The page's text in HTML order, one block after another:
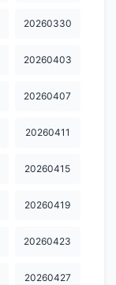
20260330
20260403
20260407
20260411
20260415
20260419
20260423
20260427